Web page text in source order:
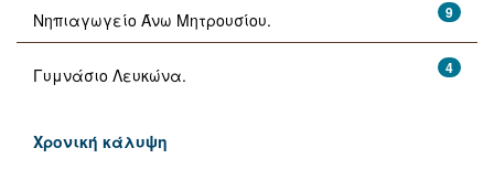
9
Νηπιαγωγείο Άνω Μητρουσίου.
4
Γυμνάσιο Λευκώνα.
Χρονική κάλυψη